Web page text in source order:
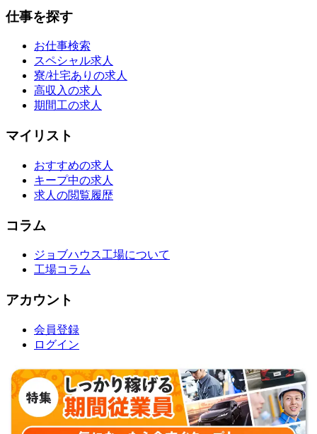
仕事を探す
お仕事検索
スペシャル求人
寮/社宅ありの求人
高収入の求人
期間工の求人
マイリスト
おすすめの求人
キープ中の求人
求人の閲覧履歴
コラム
ジョブハウス工場について
工場コラム
アカウント
会員登録
ログイン